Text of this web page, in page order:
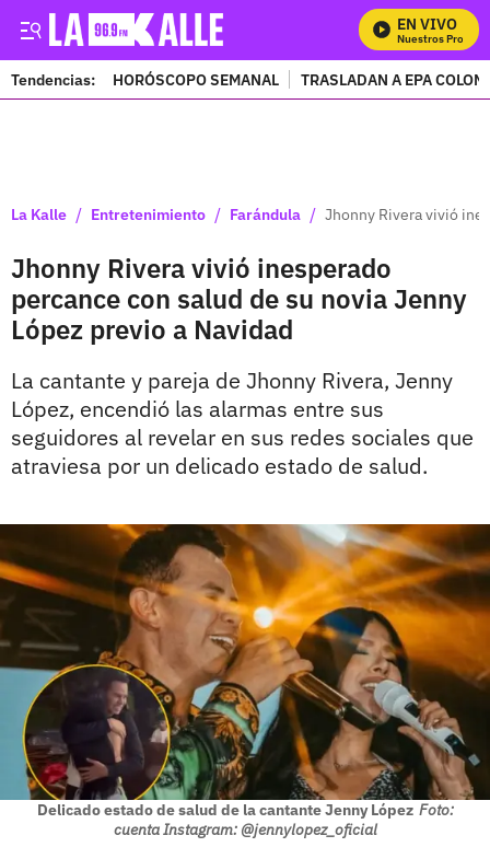
EN VIVO
Mira Todos Nuestros
Tendencias: HORÓSCOPO SEMANAL TRASLADAN A EPA
La Kalle / Entretenimiento / Farándula / Jhonny Rivera vivió
Jhonny Rivera vivió inesperado
percance con salud de su novia Jenny
López previo a Navidad
La cantante y pareja de Jhonny Rivera, Jenny
López, encendió las alarmas entre sus
seguidores al revelar en sus redes sociales que
atraviesa por un delicado estado de salud.
Delicado estado de salud de la cantante Jenny López Foto:
cuenta Instagram: @jennylopez_oficial